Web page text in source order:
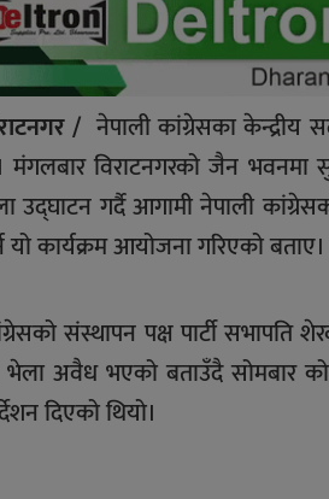
/ नेपाली कांग्रेसका
मंगलबार विराटनगरको जैन भवनमा
उद्घाटन गर्दै आगामी नेपाली
यो कार्यक्रम आयोजना गरिएको बताए।
संस्थापन पक्ष पार्टी सभापति
अवैध भएको बताउँदै सोमबार
दिएको थियो।